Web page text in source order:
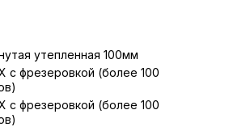
утепленная 100мм
фрезеровкой (более 100
фрезеровкой (более 100